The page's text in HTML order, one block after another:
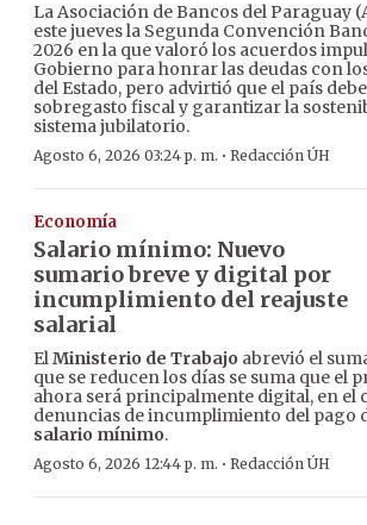
La Asociación de Bancos del Paraguay
este jueves la Segunda Convención
2026 en la que valoró los acuerdos
Gobierno para honrar las deudas con
del Estado, pero advirtió que el país
sobregasto fiscal y garantizar la
sistema jubilatorio.
Agosto 6, 2026 03:24 p. m. · Redacción ÚH
Economía
Salario mínimo: Nuevo
sumario breve y digital por
incumplimiento del reajuste
salarial
ElMinisterio de Trabajo abrevió el
que se reducen los días se suma que el
ahora será principalmente digital, en el
denuncias de incumplimiento del pago
salario mínimo.
Agosto 6, 2026 12:44 p. m. · Redacción ÚH